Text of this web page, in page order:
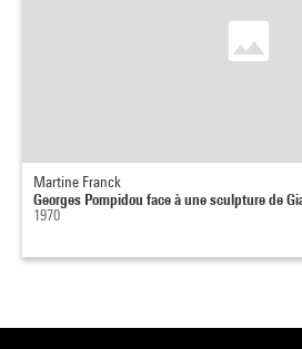
Martine Franck
Georges Pompidou face à une sculpture de
1970